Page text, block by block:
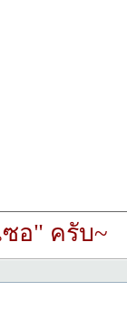
อ" ครับ~